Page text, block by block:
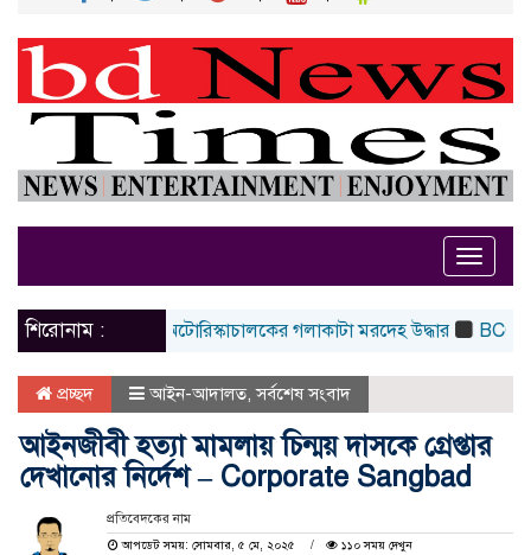
Toggle
শিরোনাম :হাতে অটোরিস্কাচালকের গলাকাটা মরদেহ উদ্ধার BCCI to
প্রচ্ছদ আইন-আদালত,সর্বশেষ সংবাদ
আইনজীবী হত্যা মামলায় চিন্ময় দাসকে গ্রেপ্তার
দেখানোর নির্দেশ – Corporate Sangbad
প্রতিবেদকের নাম
আপডেট সময়: সোমবার, ৫ মে, ২০২৫
১১০ সময় দেখুন